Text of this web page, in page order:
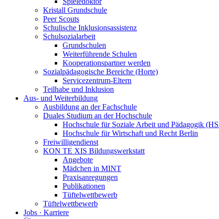
Kristall Grundschule
Peer Scouts
Schulische Inklusionsassistenz
Schulsozialarbeit
Grundschulen
Weiterführende Schulen
Kooperationspartner werden
Sozialpädagogische Bereiche (Horte)
Servicezentrum-Eltern
Teilhabe und Inklusion
Aus- und Weiterbildung
Ausbildung an der Fachschule
Duales Studium an der Hochschule
Hochschule für Soziale Arbeit und Pädagogik
Hochschule für Wirtschaft und Recht Berlin
Freiwilligendienst
KON TE XIS Bildungswerkstatt
Angebote
Mädchen in MINT
Praxisanregungen
Publikationen
Tüftelwettbewerb
Tüftelwettbewerb
Jobs · Karriere